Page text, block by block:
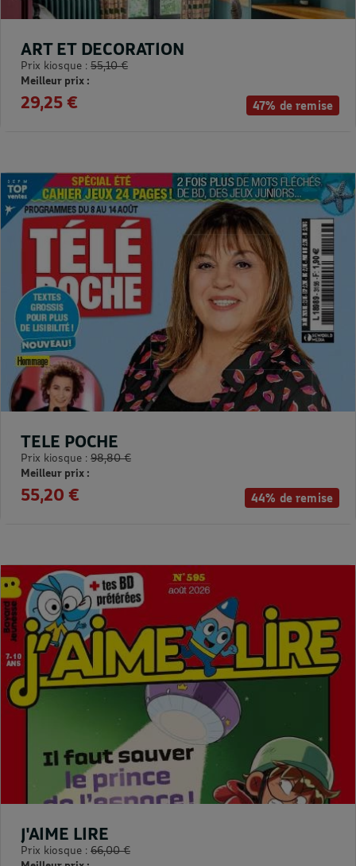
47% de remise
ART ET DECORATION
Prix kiosque : 55,10 €
Meilleur prix :
29,25 €
44% de remise
TELE POCHE
Prix kiosque : 98,80 €
Meilleur prix :
55,20 €
J'AIME LIRE
Prix kiosque : 66,00 €